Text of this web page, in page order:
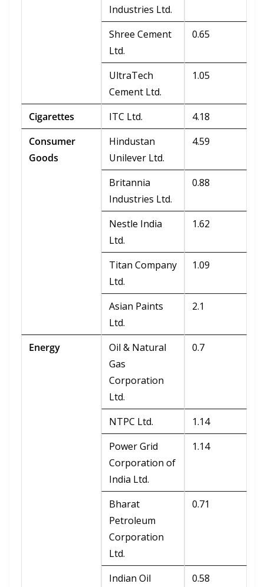
Industries Ltd.
Shree Cement
Ltd.
0.65
UltraTech
Cement Ltd.
1.05
Cigarettes ITC Ltd.
4.18
Consumer
Goods
Hindustan
Unilever Ltd.
4.59
Britannia
Industries Ltd.
0.88
Nestle India
Ltd.
1.62
Titan Company
Ltd.
1.09
Asian Paints
Ltd.
2.1
Energy
Oil & Natural
Gas
Corporation
Ltd.
0.7
NTPC Ltd.
1.14
Power Grid
Corporation of
India Ltd.
1.14
Bharat
Petroleum
Corporation
Ltd.
0.71
Indian Oil
0.58